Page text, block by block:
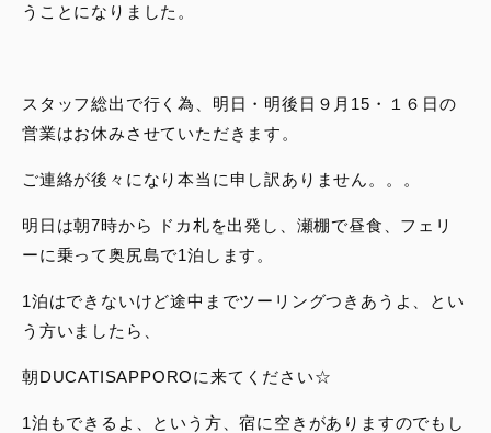
うことになりました。
スタッフ総出で行く為、明日・明後日９月15・１６日の
営業はお休みさせていただきます。
ご連絡が後々になり本当に申し訳ありません。。。
明日は朝7時から ドカ札を出発し、瀬棚で昼食、フェリ
ーに乗って奥尻島で1泊します。
1泊はできないけど途中までツーリングつきあうよ、とい
う方いましたら、
朝DUCATISAPPOROに来てください☆
1泊もできるよ、という方、宿に空きがありますのでもし